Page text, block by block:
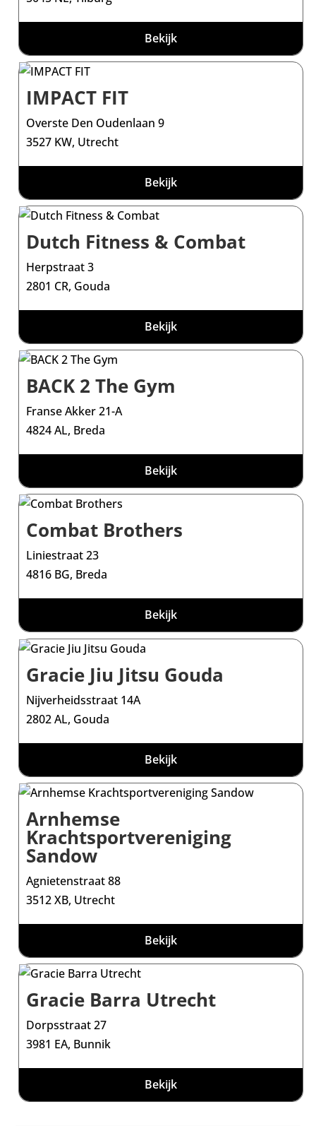
Bekijk
IMPACT FIT
Overste Den Oudenlaan 9
3527 KW, Utrecht
Bekijk
Dutch Fitness & Combat
Herpstraat 3
2801 CR, Gouda
Bekijk
BACK 2 The Gym
Franse Akker 21-A
4824 AL, Breda
Bekijk
Combat Brothers
Liniestraat 23
4816 BG, Breda
Bekijk
Gracie Jiu Jitsu Gouda
Nijverheidsstraat 14A
2802 AL, Gouda
Bekijk
Arnhemse
Krachtsportvereniging
Sandow
Agnietenstraat 88
3512 XB, Utrecht
Bekijk
Gracie Barra Utrecht
Dorpsstraat 27
3981 EA, Bunnik
Bekijk